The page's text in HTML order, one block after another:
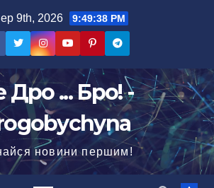
9th, 2026 9:49:39 PM
Дро ... Бро! -
новини першим!